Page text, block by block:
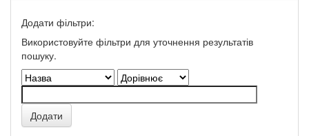
Додати фільтри:
Використовуйте фільтри для уточнення результатів
пошуку.